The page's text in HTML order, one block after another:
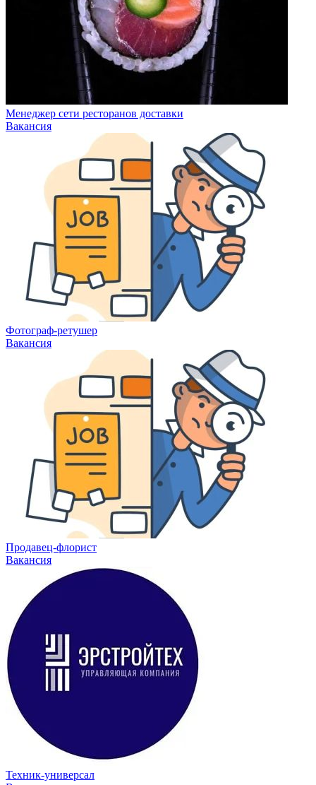
Менеджер сети ресторанов доставки
Вакансия
Фотограф-ретушер
Вакансия
Продавец-флорист
Вакансия
Техник-универсал